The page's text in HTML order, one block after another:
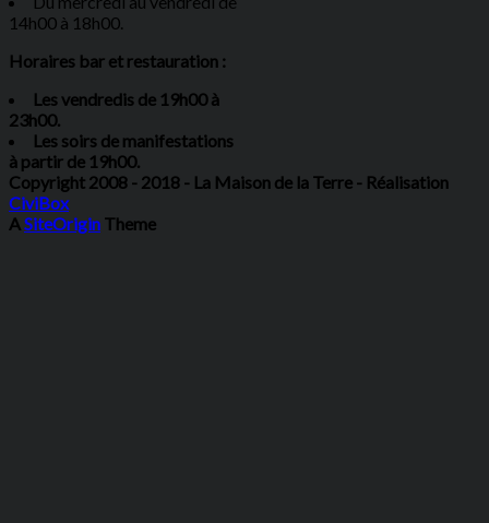
14h00 à 18h00.
Horaires bar et restauration :
Les vendredis de 19h00 à
23h00.
Les soirs de manifestations
à partir de 19h00.
Copyright 2008 - 2018 - La Maison de la Terre - Réalisation
CiviBox
A SiteOrigin Theme